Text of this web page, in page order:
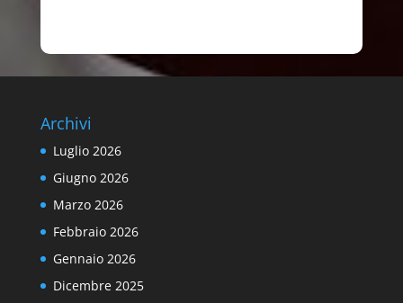
Archivi
Luglio 2026
Giugno 2026
Marzo 2026
Febbraio 2026
Gennaio 2026
Dicembre 2025